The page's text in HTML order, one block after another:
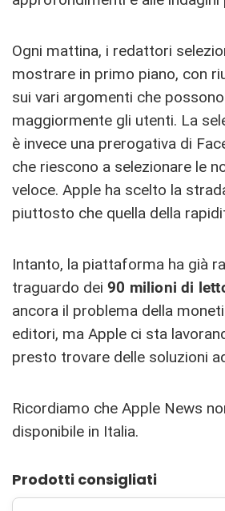
Ogni mattina, i redattori
mostrare in primo piano, con
sui vari argomenti che
maggiormente gli utenti. La
è invece una prerogativa di
che riescono a selezionare le
veloce. Apple ha scelto la
piuttosto che quella della
Intanto, la piattaforma ha già
traguardo dei 90 milioni di
ancora il problema della
editori, ma Apple ci sta
presto trovare delle soluzioni
Ricordiamo che Apple News
disponibile in Italia.
Prodotti consigliati